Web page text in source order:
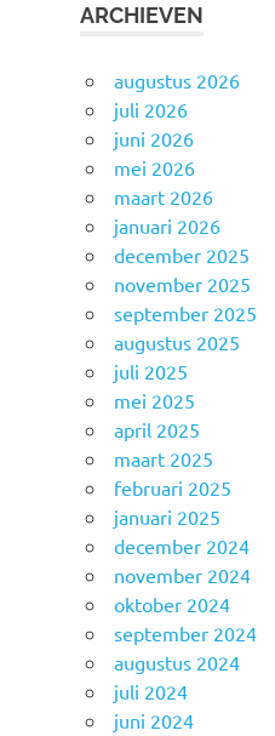
ARCHIEVEN
augustus 2026
juli 2026
juni 2026
mei 2026
maart 2026
januari 2026
december 2025
november 2025
september 2025
augustus 2025
juli 2025
mei 2025
april 2025
maart 2025
februari 2025
januari 2025
december 2024
november 2024
oktober 2024
september 2024
augustus 2024
juli 2024
juni 2024